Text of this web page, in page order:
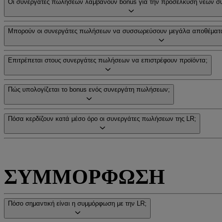
Οι συνεργάτες πωλήσεων λαμβάνουν bonus για την προσέλκυση νέων
Μπορούν οι συνεργάτες πωλήσεων να συσσωρεύσουν μεγάλα
Επιτρέπεται στους συνεργάτες πωλήσεων να επιστρέφουν προϊόντα;
Πώς υπολογίζεται το bonus ενός συνεργάτη πωλήσεων;
Πόσα κερδίζουν κατά μέσο όρο οι συνεργάτες πωλήσεων της LR;
ΣΥΜΜΟΡΦΩΣΗ
Πόσο σημαντική είναι η συμμόρφωση με την LR;